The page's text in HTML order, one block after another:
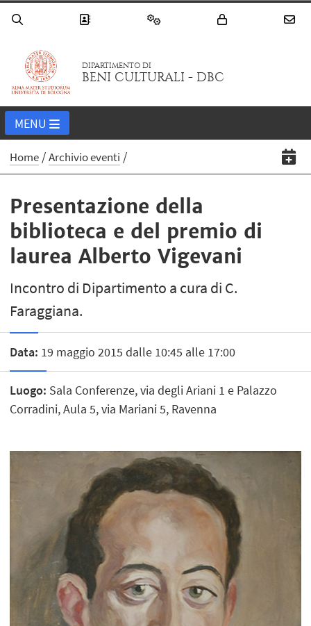
DIPARTIMENTO DI
BENI CULTURALI - DBC
MENU
Home Archivio eventi
Presentazione della
biblioteca e del premio di
laurea Alberto Vigevani
Incontro di Dipartimento a cura di C.
Faraggiana.
Data: 19 maggio 2015 dalle 10:45 alle 17:00
Luogo: Sala Conferenze, via degli Ariani 1 e Palazzo
Corradini, Aula 5, via Mariani 5, Ravenna